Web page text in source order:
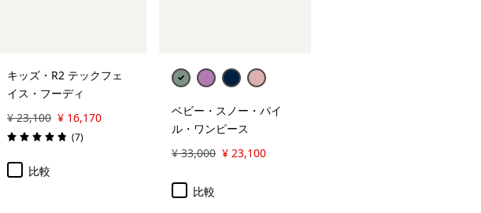
キッズ・R2 テックフェ
イス・フーディ
¥ 23,100 ¥ 16,170
評価: 4.9 / 5 (7レビュー
)
比較
ベビー・スノー・パイ
ル・ワンピース
¥ 33,000 ¥ 23,100
比較